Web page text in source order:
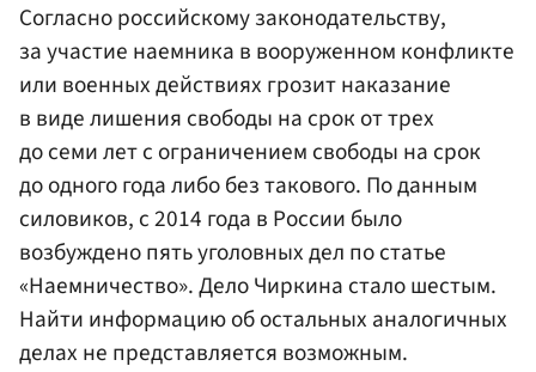
Согласно российскому законодательству,
за участие наемника в вооруженном конфликте
или военных действиях грозит наказание
в виде лишения свободы на срок от трех
до семи лет с ограничением свободы на срок
до одного года либо без такового. По данным
силовиков, с 2014 года в России было
возбуждено пять уголовных дел по статье
«Наемничество». Дело Чиркина стало шестым.
Найти информацию об остальных аналогичных
делах не представляется возможным.